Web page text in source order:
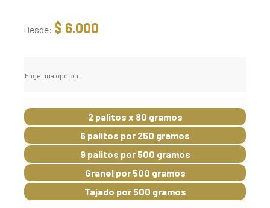
Desde: $ 6.000
Elige una opción
2 palitos x 80 gramos
6 palitos por 250 gramos
9 palitos por 500 gramos
Granel por 500 gramos
Tajado por 500 gramos